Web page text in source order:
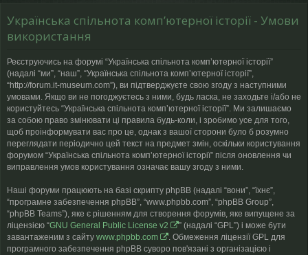
и
й
д
ос
ту
п
и
Українська спільнота компʼютерної історії - Умови
використання
Реєструючись на форумі “Українська спільнота компʼютерної історії”
(надалі “ми”, “наш”, “Українська спільнота компʼютерної історії”,
“http://forum.it-museum.com”), ви підтверджуєте свою згоду з наступними
умовами. Якщо ви не погоджуєтесь з ними, будь ласка, не заходьте і/або не
користуйтесь “Українська спільнота компʼютерної історії”. Ми залишаємо
за собою право змінювати ці правила будь-коли, і зробимо усе для того,
щоб проінформувати вас про це, однак з вашої сторони було б розумно
переглядати періодично цей текст на предмет змін, оскільки користування
форумом “Українська спільнота компʼютерної історії” після оновлення чи
виправлення умов користування означає вашу згоду з ними.
Наші форуми працюють на базі скрипту phpBB (надалі “вони”, “їхнє”,
“програмне забезпечення phpBB”, “www.phpbb.com”, “phpBB Group”,
“phpBB Teams”), яке є рішенням для створення форумів, яке випущене за
ліцензією “GNU General Public License v2
” (надалі “GPL”) і може бути
завантаженим з сайту www.phpbb.com
. Обмеження ліцензії GPL для
програмного забезпечення phpBB суворо пов'язані з організацією і